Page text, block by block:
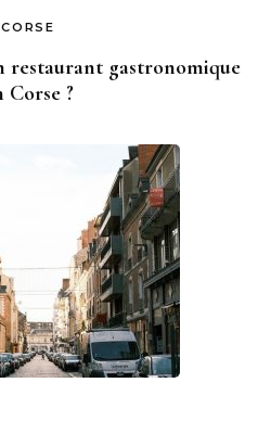
CORSE
gastronomique
Corse ?